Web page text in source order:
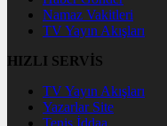
Namaz Vakitleri
TV Yayın Akışları
HIZLI SERVİS
TV Yayın Akışları
Yazarlar Site
Tenis İddaa